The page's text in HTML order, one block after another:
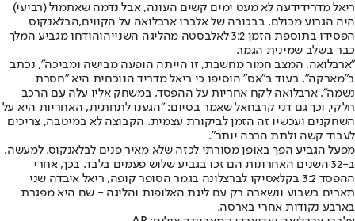
ריאל מדרידידעה לא מעט ימים קשים העונה, אבל נדמה שאתמול (רביעי)
היה הגרוע מכולם. בבכורה של אלברו ארבלואה על הקווים,הבלאנקוס
הפסידו בתוספת הזמן 3:2 לאלבסטה מהליגה השנייה
והודחו מגביע המלך
כבר בשלב שמינית הגמר.
"ארבלואה, המצב חמור מחשבת, זו הייתה הופעה מבישה ומביכה", נכתב
ב"מארקה", בעוד ב"אס" הוסיפו כי ריאל מדריד הנוכחית היא "חסרת
נשמה". ארבלואה לקח אחריות על ההפסד, במשחק אליו עלה עם הרכב
חלקי, וכך גם דני קרבחאל שאמר בסיום: "הגענו לתחתית, האחריות היא על
השחקנים ועכשיו זה הזמן לביקורת עצמית. הקבוצה לא במיטבה, צריכים
לעבוד קשה ולתת הרבה יותר".
מפעל הגביע הפך באופן מסורתי לכזה שלא מאיר פנים לבלאנקוס. למעשה,
ב-32 השנים האחרונות הם זכו בגביע שלוש פעמים בלבד. בכך, אחרי
ההפסד 3:2 בקלאסיקו לברצלונה בגמר הסופר קופה, ריאל איבדה שני
תארים בשבוע ונשארה רק עם ליגת האלופות והליגה - שם היא מפגרת
בארבע נקודות אחרי בארסה.